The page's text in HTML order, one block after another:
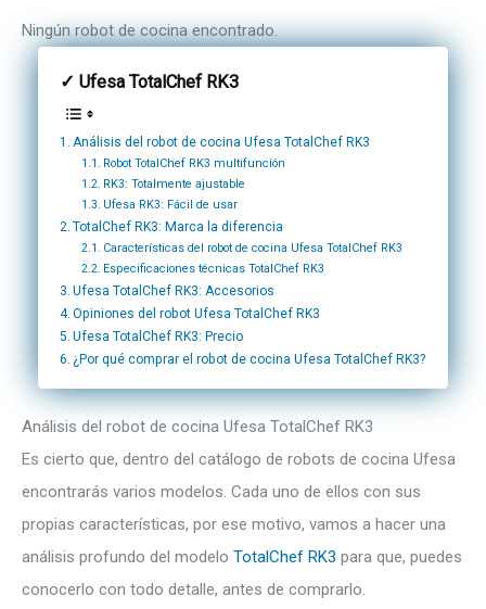
Ningún robot de cocina encontrado.
✓ Ufesa TotalChef RK3
Análisis del robot de cocina Ufesa TotalChef RK3
Robot TotalChef RK3 multifunción
RK3: Totalmente ajustable
Ufesa RK3: Fácil de usar
TotalChef RK3: Marca la diferencia
Características del robot de cocina Ufesa TotalChef RK3
Especificaciones técnicas TotalChef RK3
Ufesa TotalChef RK3: Accesorios
Opiniones del robot Ufesa TotalChef RK3
Ufesa TotalChef RK3: Precio
¿Por qué comprar el robot de cocina Ufesa TotalChef RK3?
Análisis del robot de cocina Ufesa TotalChef RK3
Es cierto que, dentro del catálogo de robots de cocina Ufesa
encontrarás varios modelos. Cada uno de ellos con sus
propias características, por ese motivo, vamos a hacer una
análisis profundo del modelo TotalChef RK3 para que, puedes
conocerlo con todo detalle, antes de comprarlo.